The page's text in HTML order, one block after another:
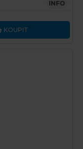
INFO
KOUPIT